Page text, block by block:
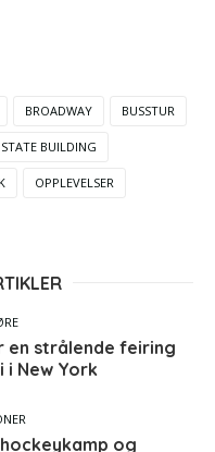
BROADWAY BUSSTUR
BUILDING
OPPLEVELSER
en strålende feiring
i New York
og